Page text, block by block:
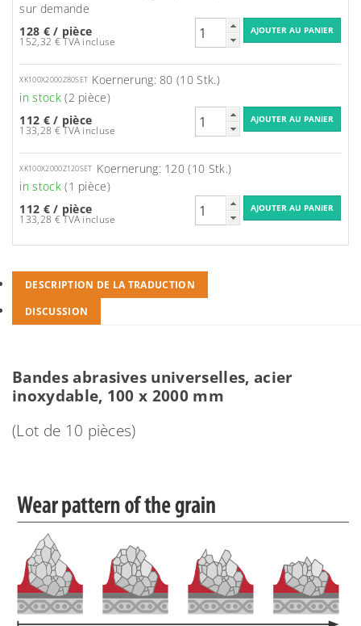
sur demande
128 €/ pièce
152,32 € TVA incluse
XK100X2000Z80SET Koernerung: 80 (10 Stk.)
in stock(2 pièce)
112 €/ pièce
133,28 € TVA incluse
XK100X2000Z120SET Koernerung: 120 (10 Stk.)
in stock(1 pièce)
112 €/ pièce
133,28 € TVA incluse
DESCRIPTION DE LA TRADUCTION
DISCUSSION
Bandes abrasives universelles, acier
inoxydable, 100 x 2000 mm
(Lot de 10 pièces)